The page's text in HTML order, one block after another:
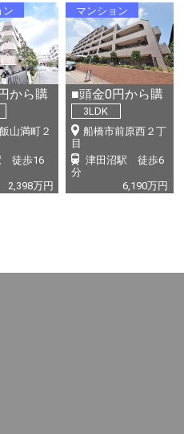
ン
から購
規リノ
ン■創
フル
山満町２
徒歩16
2,398万円
マンション
■頭金0円から購
入可・新規リノ
ベーション■創
業55年・フル
サ...
3LDK
船橋市前原西２丁
目
津田沼駅 徒歩6
分
6,190万円